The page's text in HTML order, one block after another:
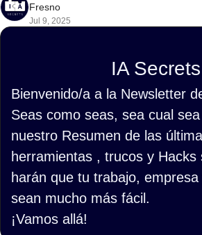
Fresno
Jul 9, 2025
IA Secrets
Bienvenido/a a la Newsletter
Seas como seas, sea cual
nuestro Resumen de las
herramientas , trucos y Hacks
harán que tu trabajo,
sean mucho más fácil.
¡Vamos allá!